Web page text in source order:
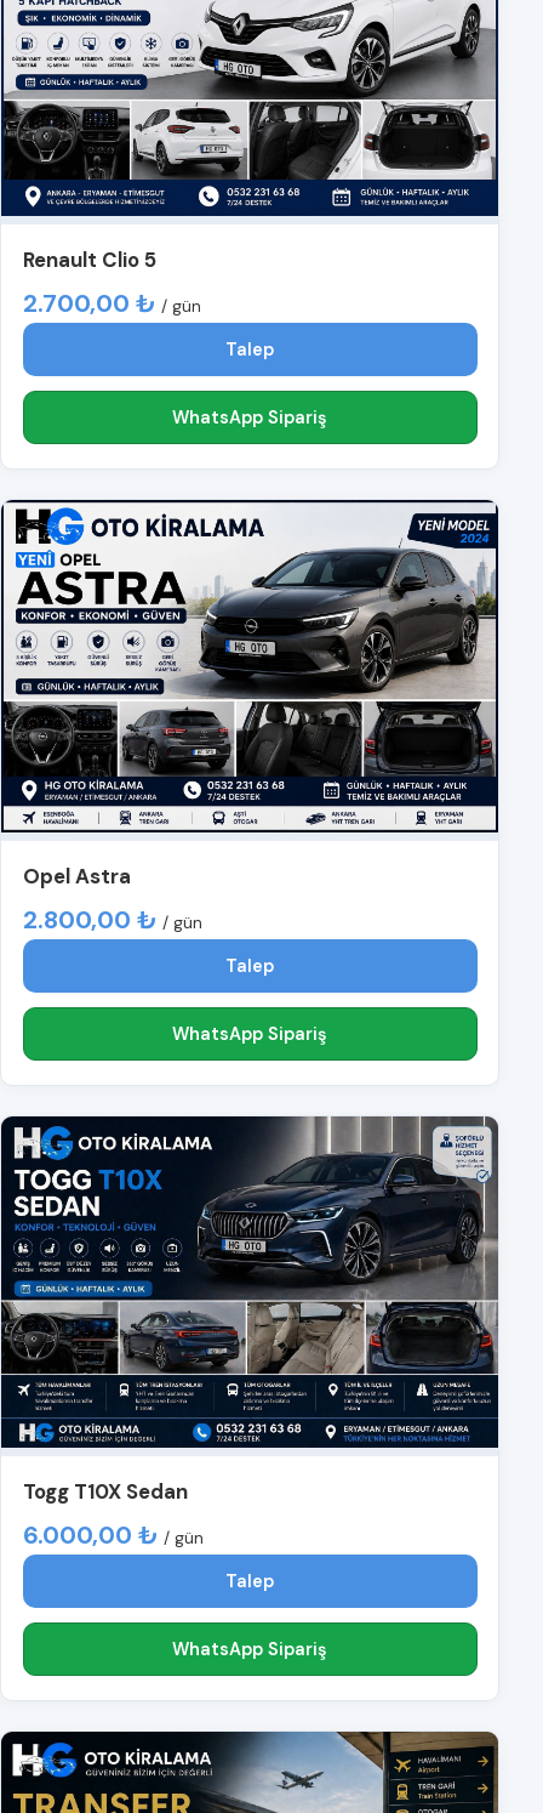
Renault Clio 5
2.700,00 ₺ / gün
Talep
WhatsApp Sipariş
Opel Astra
2.800,00 ₺ / gün
Talep
WhatsApp Sipariş
Togg T10X Sedan
6.000,00 ₺ / gün
Talep
WhatsApp Sipariş